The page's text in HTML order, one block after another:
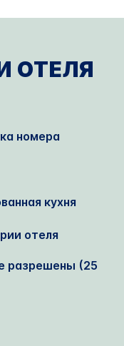
ОТЕЛЯ
номера
кухня
отеля